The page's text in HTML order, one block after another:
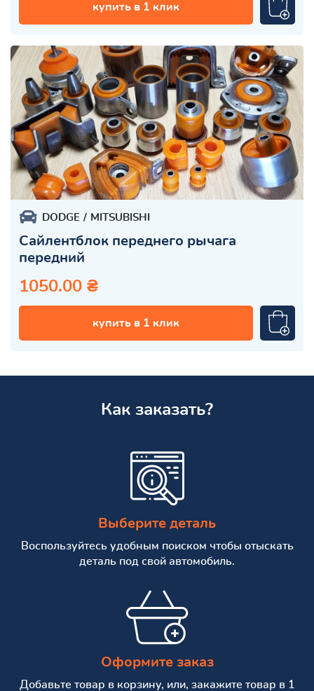
купить в 1 клик
DODGE MITSUBISHI
Сайлентблок переднего рычага
передний
1050.00 ₴
купить в 1 клик
Как заказать?
Выберите деталь
Воспользуйтесь удобным поиском чтобы отыскать
деталь под свой автомобиль.
Оформите заказ
Добавьте товар в корзину, или, закажите товар в 1